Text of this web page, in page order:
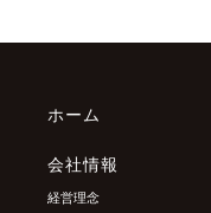
ホーム
会社情報
経営理念